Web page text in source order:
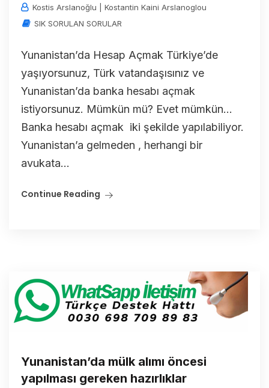
Kostis Arslanoğlu | Kostantin Kaini Arslanoglou
SIK SORULAN SORULAR
Yunanistan’da Hesap Açmak Türkiye’de
yaşıyorsunuz, Türk vatandaşısınız ve
Yunanistan’da banka hesabı açmak
istiyorsunuz. Mümkün mü? Evet mümkün…
Banka hesabı açmak iki şekilde yapılabiliyor.
Yunanistan’a gelmeden , herhangi bir
avukata...
Continue Reading
Yunanistan’da mülk alımı öncesi
yapılması gereken hazırlıklar